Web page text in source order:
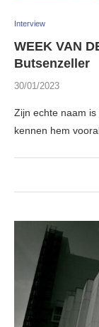
Interview
WEEK VAN
Butsenzeller
30/01/2023
Zijn echte naam
kennen hem